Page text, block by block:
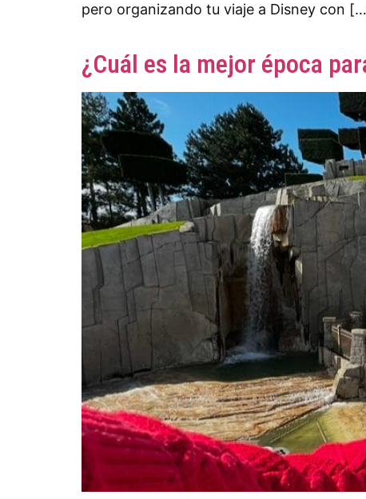
pero organizando tu viaje a Disney con
¿Cuál es la mejor época